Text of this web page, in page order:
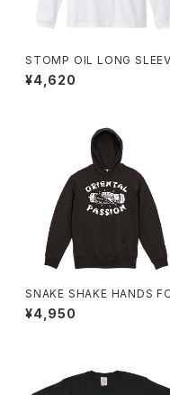
STOMP OIL LONG
T-SHIRT
¥4,620
SNAKE SHAKE HANDS
DIE
¥4,950